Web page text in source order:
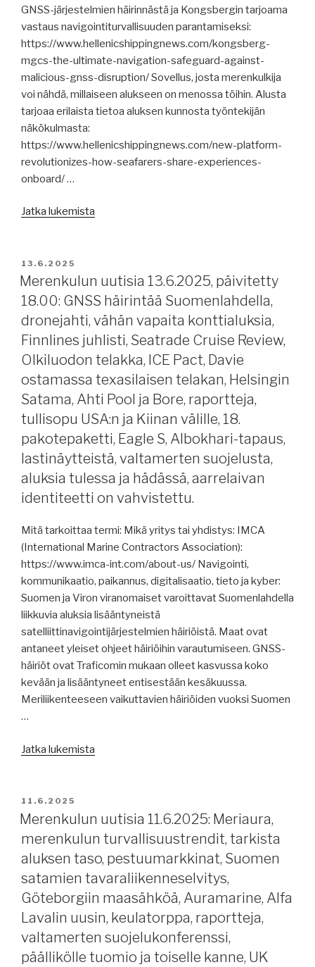
kontit
kertovat,
säiliöalusten
ikärakenne,
konttien
siirtolaite,
uudisrakennustilauksista,
merenkulkijoiden
kriminalisoinnin
törmäys
Omanin
lahdella,
tilanne
kiristyy.”
GNSS-järjestelmien häirinnästä ja Kongsbergin tarjoama
vastaus navigointiturvallisuuden parantamiseksi:
https://www.hellenicshippingnews.com/kongsberg-
mgcs-the-ultimate-navigation-safeguard-against-
malicious-gnss-disruption/ Sovellus, josta merenkulkija
voi nähdä, millaiseen alukseen on menossa töihin. Alusta
tarjoaa erilaista tietoa aluksen kunnosta työntekijän
näkökulmasta:
https://www.hellenicshippingnews.com/new-platform-
revolutionizes-how-seafarers-share-experiences-
onboard/ …
Jatka lukemista
klo
21.00:
Lähi-
Idän
konflikti
ja
Hormuzin
salmi,
minne
menet
merenkulkija-
sovellus,
Captain
on
uupumus,
risteily
Pohjoisnavalle,
satamakaupat,
etäluotsauksen
psykologia,
raportteja,
Eagle
S,
ICS.”
JULKAISTU
13.6.2025
Merenkulun uutisia 13.6.2025, päivitetty
18.00: GNSS häirintää Suomenlahdella,
dronejahti, vähän vapaita konttialuksia,
Finnlines juhlisti, Seatrade Cruise Review,
Olkiluodon telakka, ICE Pact, Davie
ostamassa texasilaisen telakan, Helsingin
Satama, Ahti Pool ja Bore, raportteja,
tullisopu USA:n ja Kiinan välille, 18.
pakotepaketti, Eagle S, Albokhari-tapaus,
lastinäytteistä, valtamerten suojelusta,
aluksia tulessa ja hädässä, aarrelaivan
identiteetti on vahvistettu.
Mitä tarkoittaa termi: Mikä yritys tai yhdistys: IMCA
(International Marine Contractors Association):
https://www.imca-int.com/about-us/ Navigointi,
kommunikaatio, paikannus, digitalisaatio, tieto ja kyber:
Suomen ja Viron viranomaiset varoittavat Suomenlahdella
liikkuvia aluksia lisääntyneistä
satelliittinavigointijärjestelmien häiriöistä. Maat ovat
antaneet yleiset ohjeet häiriöihin varautumiseen. GNSS-
häiriöt ovat Traficomin mukaan olleet kasvussa koko
kevään ja lisääntyneet entisestään kesäkuussa.
Meriliikenteeseen vaikuttavien häiriöiden vuoksi Suomen
…
Jatka lukemista
18.00:
GNSS
häirintää
Suomenlahdella,
dronejahti,
vähän
vapaita
konttialuksia,
Finnlines
JULKAISTU
11.6.2025
Merenkulun uutisia 11.6.2025: Meriaura,
merenkulun turvallisuustrendit, tarkista
aluksen taso, pestuumarkkinat, Suomen
satamien tavaraliikenneselvitys,
Göteborgiin maasähköä, Auramarine, Alfa
Lavalin uusin, keulatorppa, raportteja,
valtamerten suojelukonferenssi,
päällikölle tuomio ja toiselle kanne, UK